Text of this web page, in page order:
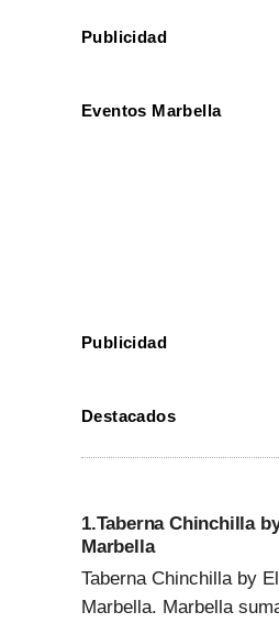
Publicidad
Eventos Marbella
Publicidad
Destacados
1.Taberna Chinchilla
Marbella
Taberna Chinchilla by
Marbella. Marbella